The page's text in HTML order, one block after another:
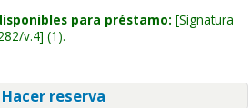
para préstamo: Signatura
v.4 (1).
reserva